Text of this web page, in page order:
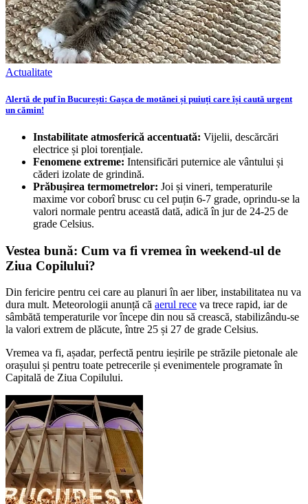
Actualitate
Alertă de puf în București: Gașca de motănei și puiuți care își caută urgent
un cămin!
Instabilitate atmosferică accentuată: Vijelii, descărcări
electrice și ploi torențiale.
Fenomene extreme: Intensificări puternice ale vântului și
căderi izolate de grindină.
Prăbușirea termometrelor: Joi și vineri, temperaturile
maxime vor coborî brusc cu cel puțin 6-7 grade, oprindu-se la
valori normale pentru această dată, adică în jur de 24-25 de
grade Celsius.
Vestea bună: Cum va fi vremea în weekend-ul de
Ziua Copilului?
Din fericire pentru cei care au planuri în aer liber, instabilitatea nu va
dura mult. Meteorologii anunță că aerul rece va trece rapid, iar de
sâmbătă temperaturile vor începe din nou să crească, stabilizându-se
la valori extrem de plăcute, între 25 și 27 de grade Celsius.
Vremea va fi, așadar, perfectă pentru ieșirile pe străzile pietonale ale
orașului și pentru toate petrecerile și evenimentele programate în
Capitală de Ziua Copilului.